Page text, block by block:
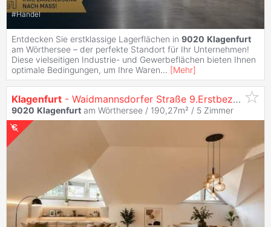
#Handel
Entdecken Sie erstklassige Lagerflächen in 9020 Klagenfurt
am Wörthersee – der perfekte Standort für Ihr Unternehmen!
Diese vielseitigen Industrie- und Gewerbeflächen bieten Ihnen
optimale Bedingungen, um Ihre Waren... [Mehr]
Klagenfurt - Waidmannsdorfer Straße 9.Erstbezug: 5-Zi. Dachgeschosswohnung mit Terrasse
9020 Klagenfurt am Wörthersee / 190,27m² / 5 Zimmer